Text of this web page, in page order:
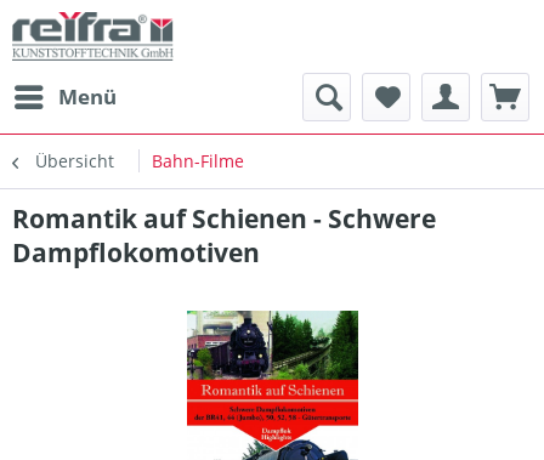
Menü
Übersicht Bahn-Filme
Romantik auf Schienen - Schwere
Dampflokomotiven